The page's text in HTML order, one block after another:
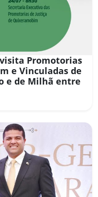
Promotorias
e Vinculadas de
e de Milhã entre